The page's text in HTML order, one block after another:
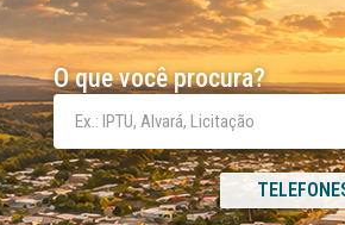
O que você procura?